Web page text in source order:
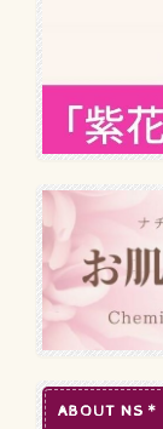
ABOUT NS